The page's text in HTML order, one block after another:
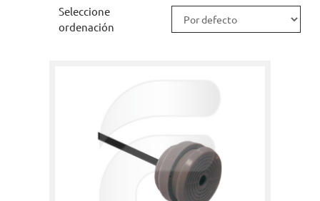
Seleccione
ordenación